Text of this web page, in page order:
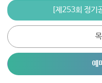
[제253회 정기
예